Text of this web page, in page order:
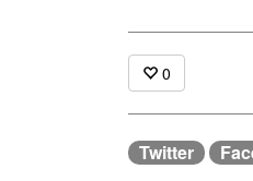
0
Twitter